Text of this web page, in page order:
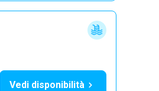
Vedi disponibilità